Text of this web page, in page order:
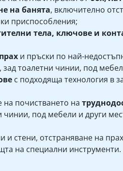
на банята, включително
приспособления;
тела, ключове и
и пръски по най-
тоалетни чинии, под
с подходяща технология в
почистването на
чинии, под мебели и други
и стени, отстраняване на
на специални инструменти.